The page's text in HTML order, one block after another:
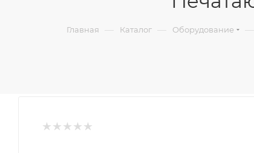
Главная — Каталог — Оборудование —